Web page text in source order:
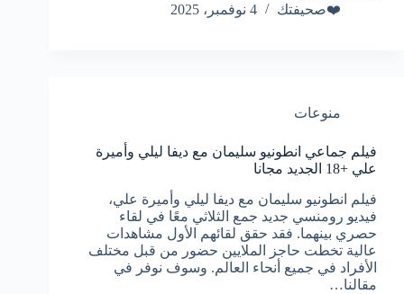
❤️صحيفتك
4 نوفمبر، 2025
منوعات
فيلم جماعي انطونيو سليمان مع ديفا ليلي وأميرة
علي +18 الجديد مجانا
فيلم انطونيو سليمان مع ديفا ليلي وأميرة علي،
فيديو رومنسي جديد جمع الثلاثي معًا في لقاء
حصري بينهما. فقد حقق لقائهم الأول مشاهدات
عالية تخطت حاجز الملايين حضور من قبل مختلف
الأفراد في جميع أنحاء العالم. وسوف نوفر في
مقالنا…